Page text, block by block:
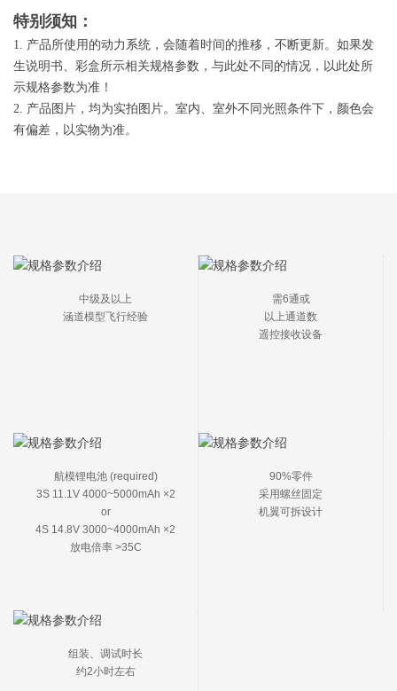
特别须知：
1. 产品所使用的动力系统，会随着时间的推移，不断更新。如果发
生说明书、彩盒所示相关规格参数，与此处不同的情况，以此处所
示规格参数为准！
2. 产品图片，均为实拍图片。室内、室外不同光照条件下，颜色会
有偏差，以实物为准。
中级及以上
涵道模型飞行经验
需6通或
以上通道数
遥控接收设备
航模锂电池 (required)
3S 11.1V 4000~5000mAh ×2
or
4S 14.8V 3000~4000mAh ×2
放电倍率 >35C
90%零件
采用螺丝固定
机翼可拆设计
组装、调试时长
约2小时左右